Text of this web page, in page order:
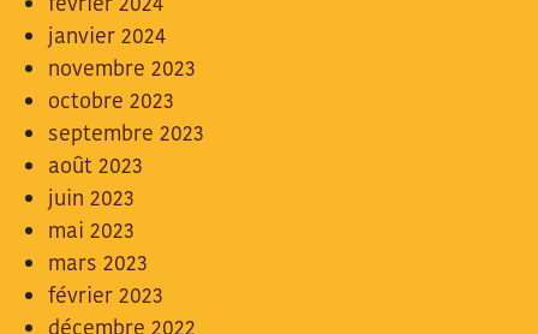
janvier 2024
novembre 2023
octobre 2023
septembre 2023
août 2023
juin 2023
mai 2023
mars 2023
février 2023
décembre 2022